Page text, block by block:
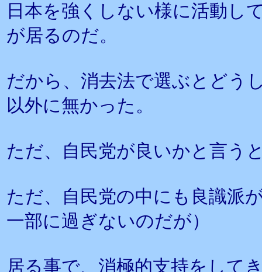
日本を強くしない様に活動し
が居るのだ。
だから、消去法で選ぶとどう
以外に無かった。
ただ、自民党が良いかと言う
ただ、自民党の中にも良識派
一部に過ぎないのだが）
居る事で、消極的支持をして